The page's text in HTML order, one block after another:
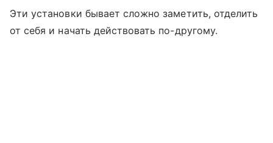
Эти установки бывает сложно заметить, отделить
от себя и начать действовать по-другому.